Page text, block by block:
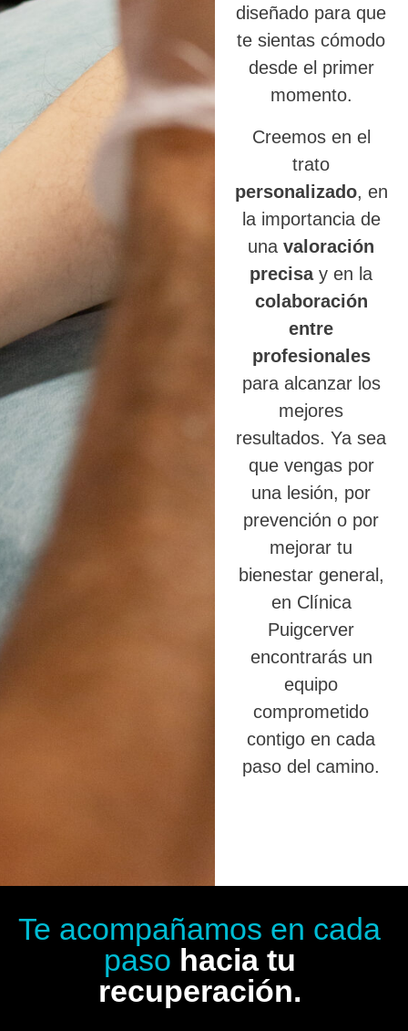
diseñado para que
te sientas cómodo
desde el primer
momento.
Creemos en el
trato
personalizado, en
la importancia de
unavaloración
precisay en la
colaboración
entre
profesionales
para alcanzar los
mejores
resultados. Ya sea
que vengas por
una lesión, por
prevención o por
mejorar tu
bienestar general,
en Clínica
Puigcerver
encontrarás un
equipo
comprometido
contigo en cada
paso del camino.
Te acompañamos en cada
paso hacia tu
recuperación.